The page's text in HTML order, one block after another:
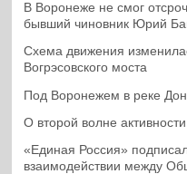
В Воронеже не смог
бывший чиновник Юрий
Схема движения
Вогрэсовского моста
Под Воронежем в реке
О второй волне
«Единая Россия»
взаимодействии между